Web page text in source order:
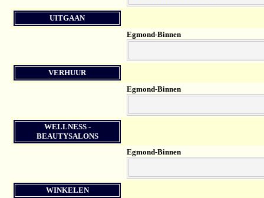
UITGAAN
Egmond-Binnen
VERHUUR
Egmond-Binnen
WELLNESS -
BEAUTYSALONS
Egmond-Binnen
WINKELEN